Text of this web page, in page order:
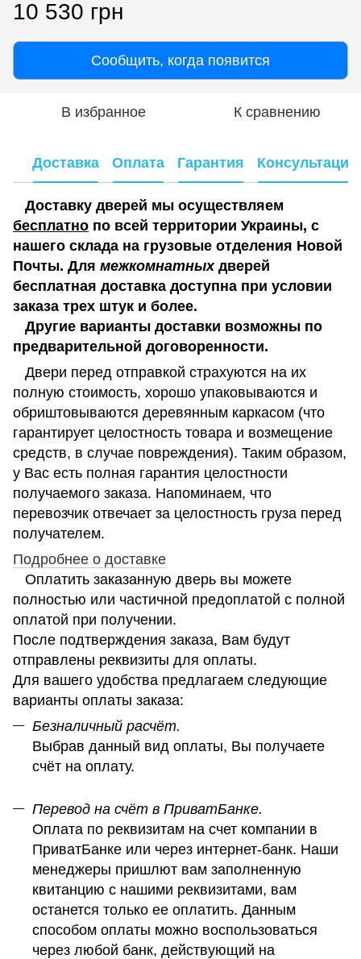
10 530 грн
Сообщить, когда появится
В избранное К сравнению
Доставка Оплата Гарантия Консультация
Доставку дверей мы осуществляем
бесплатно по всей территории Украины, с
нашего склада на грузовые отделения Новой
Почты. Для межкомнатныхдверей
бесплатная доставка доступна при условии
заказа трех штук и более.
Другие варианты доставки возможны по
предварительной договоренности.
Двери перед отправкой страхуются на их
полную стоимость, хорошо упаковываются и
обриштовываются деревянным каркасом (что
гарантирует целостность товара и возмещение
средств, в случае повреждения). Таким образом,
у Вас есть полная гарантия целостности
получаемого заказа. Напоминаем, что
перевозчик отвечает за целостность груза перед
получателем.
Подробнее о доставке
Оплатить заказанную дверь вы можете
полностью или частичной предоплатой с полной
оплатой при получении.
После подтверждения заказа, Вам будут
отправлены реквизиты для оплаты.
Для вашего удобства предлагаем следующие
варианты оплаты заказа:
Безналичный расчёт.
Выбрав данный вид оплаты, Вы получаете
счёт на оплату.
Перевод на счёт в ПриватБанке.
Оплата по реквизитам на счет компании в
ПриватБанке или через интернет-банк. Наши
менеджеры пришлют вам заполненную
квитанцию с нашими реквизитами, вам
останется только ее оплатить. Данным
способом оплаты можно воспользоваться
через любой банк, действующий на